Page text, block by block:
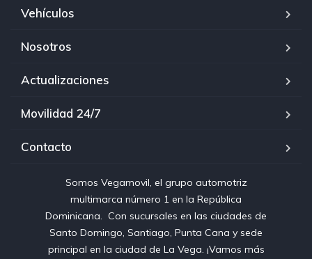
Vehículos
Nosotros
Actualizaciones
Movilidad 24/7
Contacto
Somos Vegamovil, el grupo automotriz
multimarca número 1 en la República
Dominicana⁣. ⁣ Con sucursales en las ciudades de
Santo Domingo, Santiago, Punta Cana y sede
principal en la ciudad de La Vega. ¡Vamos más